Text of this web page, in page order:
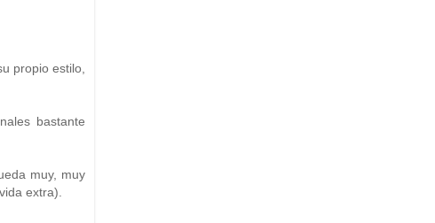
propio estilo,
bastante
muy, muy
extra).